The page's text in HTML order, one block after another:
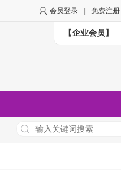
会员登录 免费注册
【企业会员】